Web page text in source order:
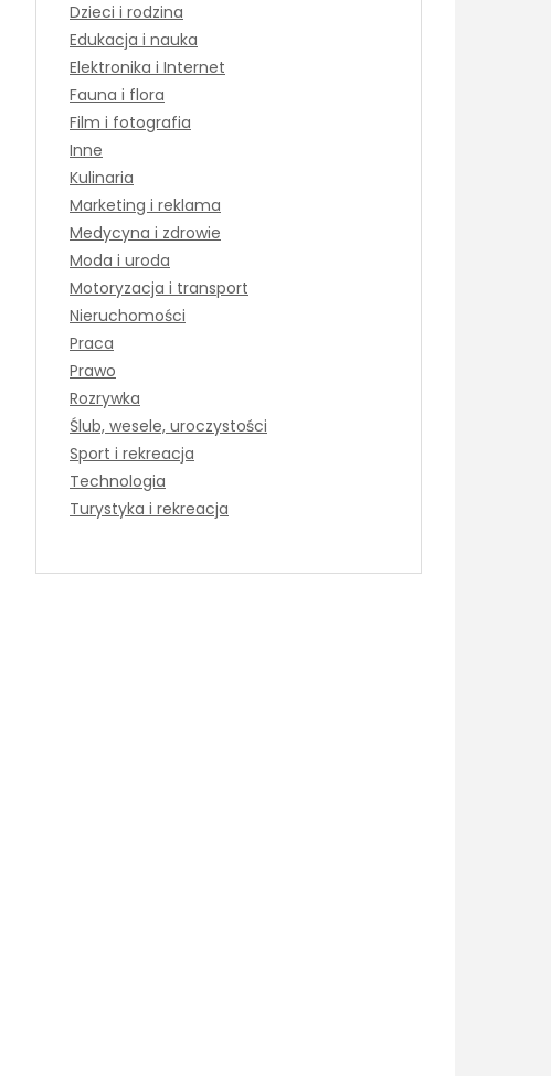
Dzieci i rodzina
Edukacja i nauka
Elektronika i Internet
Fauna i flora
Film i fotografia
Inne
Kulinaria
Marketing i reklama
Medycyna i zdrowie
Moda i uroda
Motoryzacja i transport
Nieruchomości
Praca
Prawo
Rozrywka
Ślub, wesele, uroczystości
Sport i rekreacja
Technologia
Turystyka i rekreacja